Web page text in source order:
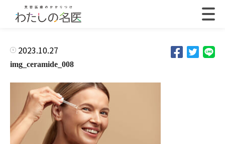
2023.10.27
img_ceramide_008